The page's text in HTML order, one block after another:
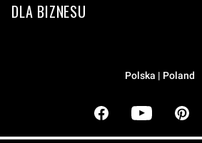
DLA BIZNESU
Polska | Poland